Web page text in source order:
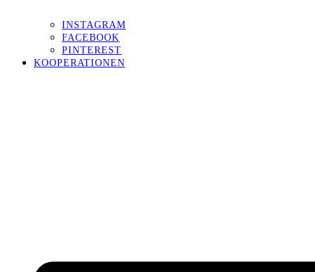
INSTAGRAM
FACEBOOK
PINTEREST
KOOPERATIONEN